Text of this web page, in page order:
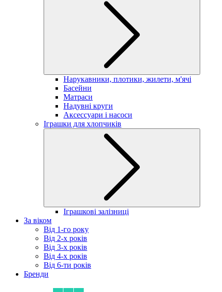
Нарукавники, плотики, жилети, м'ячі
Басейни
Матраси
Надувні круги
Аксессуари і насоси
Іграшки для хлопчиків
Іграшкові залізниці
За віком
Від 1-го року
Від 2-х років
Від 3-х років
Від 4-х років
Від 6-ти років
Бренди